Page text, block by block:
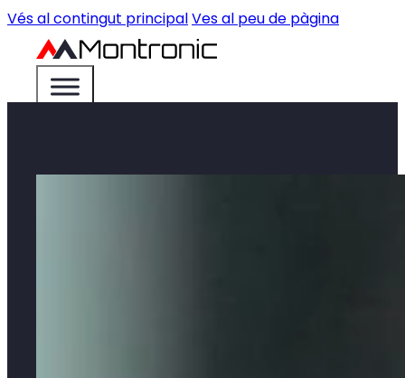
Vés al contingut principalVes al peu de pàgina